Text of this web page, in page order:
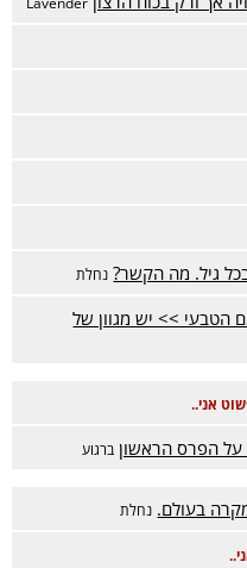
גיל. מה הקשר? נחלת
הטבעי >> יש מגוון של
אני..
הפרס הראשון ברגוע
בעולם. נחלת